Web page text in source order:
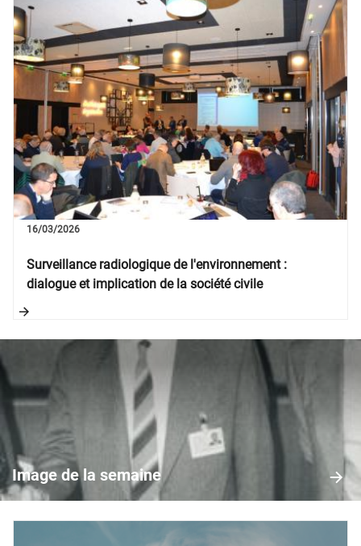
Image de la semaine
Image
de
semaine
Surveillance radiologique de l'environnement :
dialogue et implication de la société civile
16/03/2026